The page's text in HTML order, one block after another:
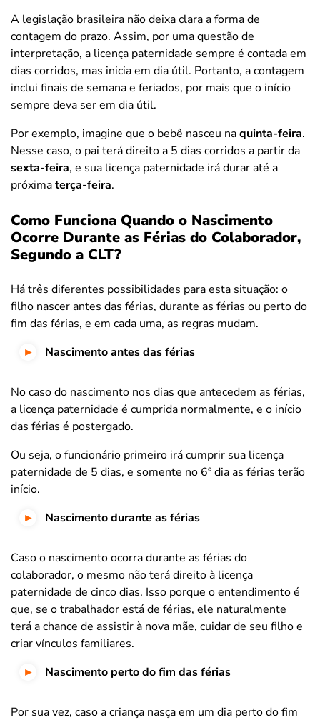
A legislação brasileira não deixa clara a forma de
contagem do prazo. Assim, por uma questão de
interpretação, a licença paternidade sempre é contada em
dias corridos, mas inicia em dia útil. Portanto, a contagem
inclui finais de semana e feriados, por mais que o início
sempre deva ser em dia útil.
Por exemplo, imagine que o bebê nasceu naquinta-feira.
Nesse caso, o pai terá direito a 5 dias corridos a partir da
sexta-feira, e sua licença paternidade irá durar até a
próximaterça-feira.
Como Funciona Quando o Nascimento
Ocorre Durante as Férias do Colaborador,
Segundo a CLT?
Há três diferentes possibilidades para esta situação: o
filho nascer antes das férias, durante as férias ou perto do
fim das férias, e em cada uma, as regras mudam.
Nascimento antes das férias
No caso do nascimento nos dias que antecedem as férias,
a licença paternidade é cumprida normalmente, e o início
das férias é postergado.
Ou seja, o funcionário primeiro irá cumprir sua licença
paternidade de 5 dias, e somente no 6º dia as férias terão
início.
Nascimento durante as férias
Caso o nascimento ocorra durante as férias do
colaborador, o mesmo não terá direito à licença
paternidade de cinco dias. Isso porque o entendimento é
que, se o trabalhador está de férias, ele naturalmente
terá a chance de assistir à nova mãe, cuidar de seu filho e
criar vínculos familiares.
Nascimento perto do fim das férias
Por sua vez, caso a criança nasça em um dia perto do fim